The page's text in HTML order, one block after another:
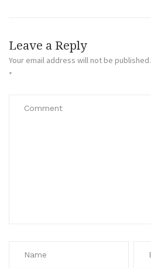
Leave a Reply
Your email address will not be published.
*